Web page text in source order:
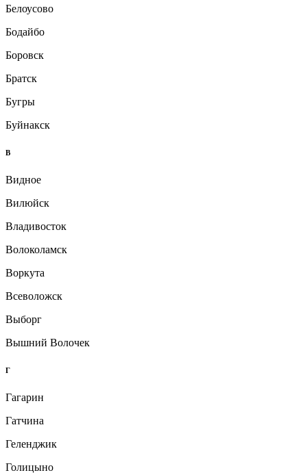
Белоусово
Бодайбо
Боровск
Братск
Бугры
Буйнакск
В
Видное
Вилюйск
Владивосток
Волоколамск
Воркута
Всеволожск
Выборг
Вышний Волочек
Г
Гагарин
Гатчина
Геленджик
Голицыно